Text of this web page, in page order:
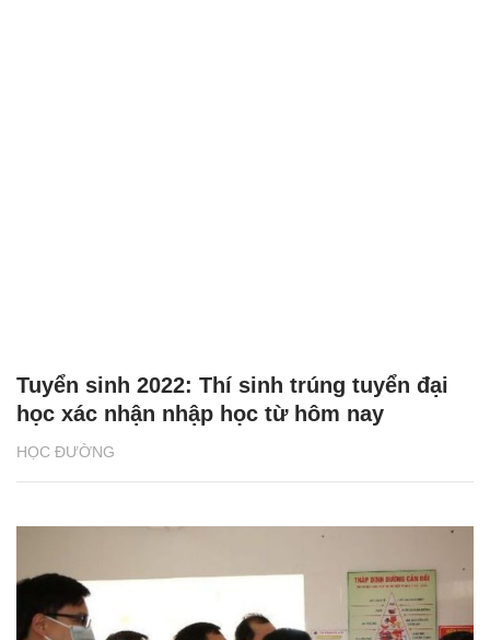
HỌC ĐƯỜNG
Tuyển sinh 2022: Thí sinh trúng tuyển đại
học xác nhận nhập học từ hôm nay